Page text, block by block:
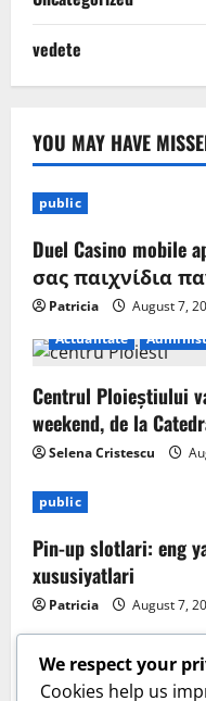
vedete
YOU MAY HAVE
public
Duel Casino
σας παιχνίδια
Patricia
August 7,
Actualitate
Centrul Ploieștiului
weekend, de la
Selena Cristescu
public
Pin-up slotlari: eng
xususiyatlari
Patricia August 7,
We respect your
Cookies help us